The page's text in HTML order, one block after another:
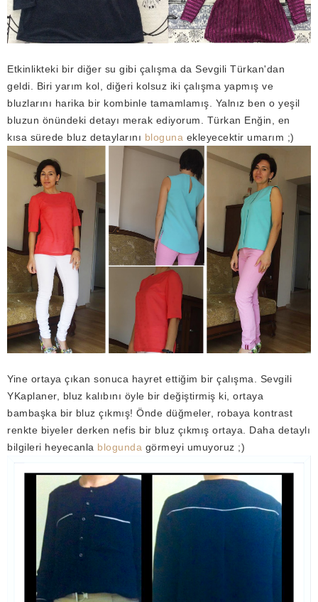
Etkinlikteki bir diğer su gibi çalışma da Sevgili Türkan'dan
geldi. Biri yarım kol, diğeri kolsuz iki çalışma yapmış ve
bluzlarını harika bir kombinle tamamlamış. Yalnız ben o yeşil
bluzun önündeki detayı merak ediyorum. Türkan Enğin, en
kısa sürede bluz detaylarını bloguna ekleyecektir umarım ;)
Yine ortaya çıkan sonuca hayret ettiğim bir çalışma. Sevgili
YKaplaner, bluz kalıbını öyle bir değiştirmiş ki, ortaya
bambaşka bir bluz çıkmış! Önde düğmeler, robaya kontrast
renkte biyeler derken nefis bir bluz çıkmış ortaya. Daha detaylı
bilgileri heyecanla blogunda görmeyi umuyoruz ;)